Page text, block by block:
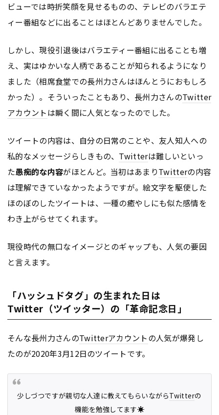
ビューでは時折笑顔を見せるものの、テレビのバラエテ
ィー番組などに出ることはほとんどありませんでした。
しかし、現役引退後はバラエティー番組に出ることも増
え、実はゆかいな人柄であることが知られるようになり
ました（相席食堂での長州力さんはほんとうにおもしろ
かった）。そういったこともあり、長州力さんのTwitter
アカウントは瞬く間に人気となったのでした。
ツイートの内容は、自分の日常のことや、友人知人への
私的なメッセージらしきもの、 Twitterは難しいといっ
た愚痴的な内容がほとんど。当初はあまりTwitterの内容
は理解できていなかったようですが。絵文字を駆使した
ほのぼのしたツイートは、一種の癒やしにも似た感情を
わき上がらせてくれます。
現役時代の無口なイメージとのギャップも、人気の要因
と言えます。
「ハッシュドタグ」の生まれた日は
Twitter（ツイッター）の「革命記念日」
そんな長州力さんのTwitterアカウントの人気が爆発し
たのが2020年3月12日のツイートです。
少しづつですが親切な人達に教えてもらいながらTwitterの
機能を勉強してます☀️